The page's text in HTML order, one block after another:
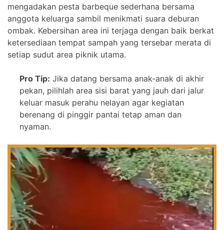
mengadakan pesta barbeque sederhana bersama
anggota keluarga sambil menikmati suara deburan
ombak. Kebersihan area ini terjaga dengan baik berkat
ketersediaan tempat sampah yang tersebar merata di
setiap sudut area piknik utama.
Pro Tip: Jika datang bersama anak-anak di akhir
pekan, pilihlah area sisi barat yang jauh dari jalur
keluar masuk perahu nelayan agar kegiatan
berenang di pinggir pantai tetap aman dan
nyaman.